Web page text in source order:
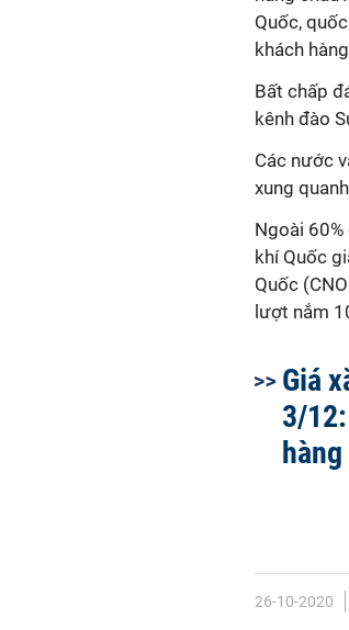
Quốc,
khách
Bất chấp
kênh đào
Các nước
xung
Ngoài
khí Quốc
Quốc
lượt nắm
Giá
3/
26-10-2020